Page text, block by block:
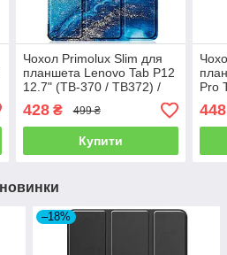
Чохол Primolux Slim для
планшета Lenovo Tab P12
12.7" (TB-370 / TB372) /
Xiaoxin Pad Pro 12.7"
(TB371) - Ocean
428₴ 499 ₴
Купити
Pro
Blue
448
новинки
–18%